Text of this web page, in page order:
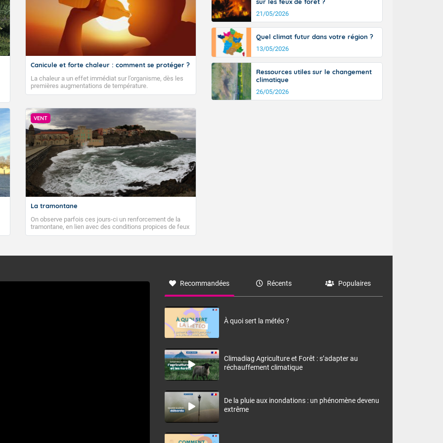
Canicule et forte chaleur : comment se protéger ?
La chaleur a un effet immédiat sur l’organisme, dès les
premières augmentations de température.
VENT
La tramontane
On observe parfois ces jours-ci un renforcement de la
tramontane, en lien avec des conditions propices de feux
de forêt. Mais qu'est-ce que la tramontane ? Quelles sont
à nord-ouest, dans un secteur qui part du Roussillon à la
monts, en allusion aux régions montagneuses d’où
21/05/2026
Quel climat futur dans votre région ?
13/05/2026
Ressources utiles sur le changement
climatique
26/05/2026
Recommandées Récents Populaires
À quoi sert la météo ?
Climadiag Agriculture et Forêt : s’adapter au
réchauffement climatique
De la pluie aux inondations : un phénomène devenu
extrême